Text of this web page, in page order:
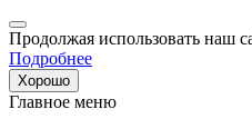
Продолжая использовать наш
Подробнее
Хорошо
Главное меню